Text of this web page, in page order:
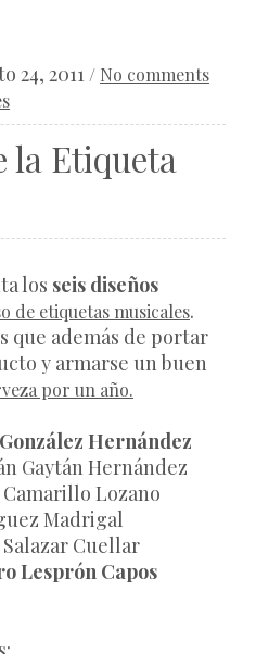
24, 2011/ No comments
la Etiqueta
los seis diseños
de etiquetas musicales.
que además de portar
y armarse un buen
por un año.
Hernández
Gaytán Hernández
Lozano
Madrigal
Cuellar
Lesprón Capos